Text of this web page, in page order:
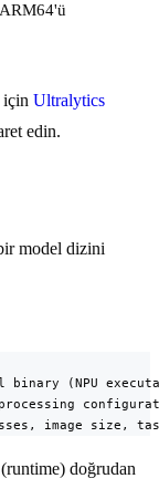
için Ultralytics
edin.
model dizini
binary (NPU
image size,
(runtime) doğrudan